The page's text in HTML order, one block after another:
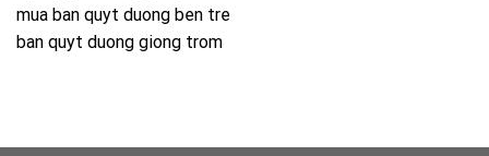
mua ban quyt duong ben tre
ban quyt duong giong trom